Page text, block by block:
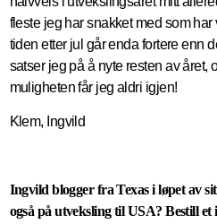
fleste jeg har snakket med som
tiden etter jul går enda fortere enn
satser jeg på å nyte resten av året,
muligheten får jeg aldri igjen!
Klem, Ingvild
Ingvild blogger fra Texas i løpet av
også på utveksling til USA? Bestill